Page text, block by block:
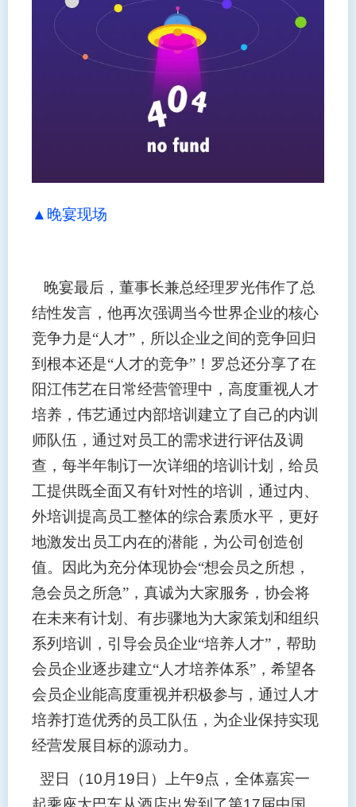
▲ 晚宴现场
晚宴最后，董事长兼总经理罗光伟作了总
结性发言，他再次强调当今世界企业的核心
竞争力是“人才”，所以企业之间的竞争回归
到根本还是“人才的竞争”！罗总还分享了在
阳江伟艺在日常经营管理中，高度重视人才
培养，伟艺通过内部培训建立了自己的内训
师队伍，通过对员工的需求进行评估及调
查，每半年制订一次详细的培训计划，给员
工提供既全面又有针对性的培训，通过内、
外培训提高员工整体的综合素质水平，更好
地激发出员工内在的潜能，为公司创造创
值。因此为充分体现协会“想会员之所想，
急会员之所急”，真诚为大家服务，协会将
在未来有计划、有步骤地为大家策划和组织
系列培训，引导会员企业“培养人才”，帮助
会员企业逐步建立“人才培养体系”，希望各
会员企业能高度重视并积极参与，通过人才
培养打造优秀的员工队伍，为企业保持实现
经营发展目标的源动力。
翌日（10 月 19日）上午9点，全体嘉宾一